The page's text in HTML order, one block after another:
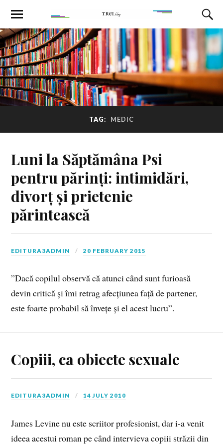
TAG: MEDIC
Luni la Săptămâna Psi
pentru părinți: intimidări,
divorț și prietenie
părintească
EDITURA3ADMIN 20 FEBRUARY 2015
”Dacă copilul observă că atunci când sunt furioasă
devin critică și îmi retrag afecțiunea față de partener,
este foarte probabil să învețe și el acest lucru”.
Copiii, ca obiecte sexuale
EDITURA3ADMIN 14 JULY 2010
James Levine nu este scriitor profesionist, dar i-a venit
ideea acestui roman pe când intervieva copiii străzii din